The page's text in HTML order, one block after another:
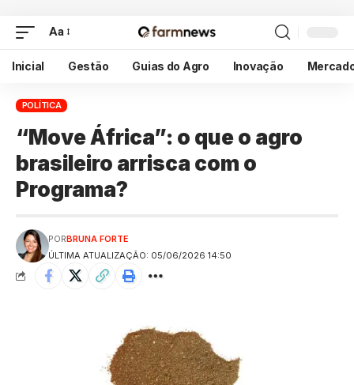
Aa
Inicial Gestão Guias do Agro Inovação
POLÍTICA
“Move África”: o que o agro
brasileiro arrisca com o
Programa?
ÚLTIMA ATUALIZAÇÃO: 05/06/2026 14:50
PORBRUNA FORTE